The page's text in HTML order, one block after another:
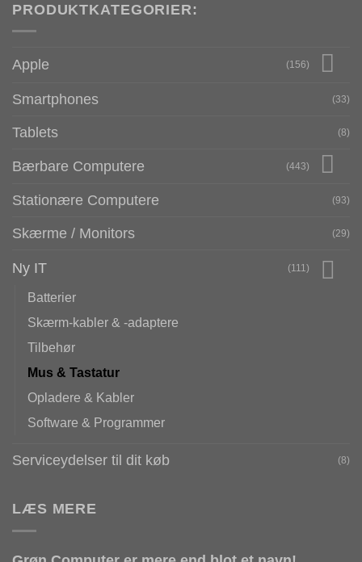
PRODUKTKATEGORIER:
Apple (156)
Smartphones (33)
Tablets (8)
Bærbare Computere (443)
Stationære Computere (93)
Skærme / Monitors (29)
Ny IT (111)
Batterier
Skærm-kabler & -adaptere
Tilbehør
Mus & Tastatur
Opladere & Kabler
Software & Programmer
Serviceydelser til dit køb (8)
LÆS MERE